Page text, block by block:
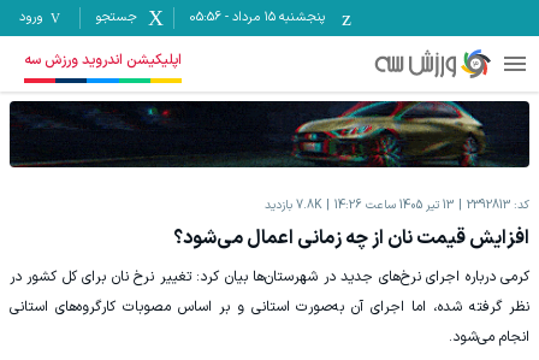
پنجشنبه ۱۵ مرداد -
05:56 جستجو ورود
اپلیکیشن اندروید ورزش سه
کد: 2392813 13 تیر 1405 ساعت 14:26 7.8K بازدید
افزایش قیمت نان از چه زمانی اعمال می‌شود؟
کرمی درباره اجرای نرخ‌های جدید در شهرستان‌ها بیان کرد: تغییر نرخ نان برای کل کشور در
نظر گرفته شده، اما اجرای آن به‌صورت استانی و بر اساس مصوبات کارگروه‌های استانی
انجام می‌شود.